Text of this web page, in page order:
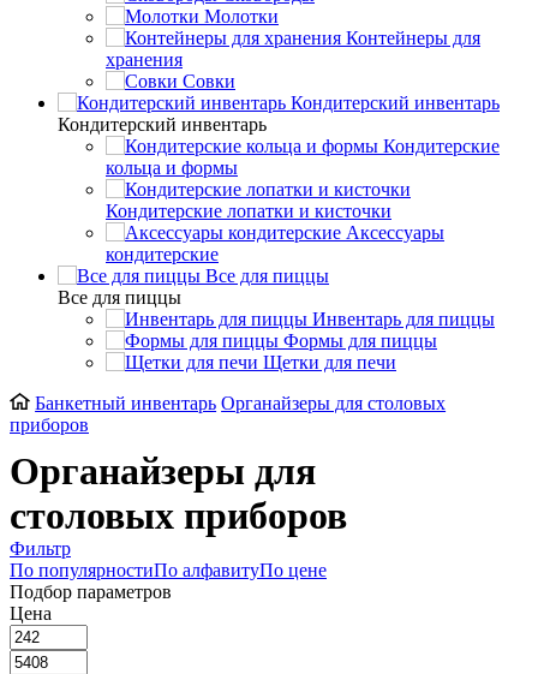
Молотки
Контейнеры для
хранения
Совки
Кондитерский инвентарь
Кондитерский инвентарь
Кондитерские
кольца и формы
Кондитерские лопатки и кисточки
Аксессуары
кондитерские
Все для пиццы
Все для пиццы
Инвентарь для пиццы
Формы для пиццы
Щетки для печи
Банкетный инвентарь Органайзеры для столовых
приборов
Органайзеры для
столовых приборов
Фильтр
По популярностиПо алфавитуПо цене
Подбор параметров
Цена